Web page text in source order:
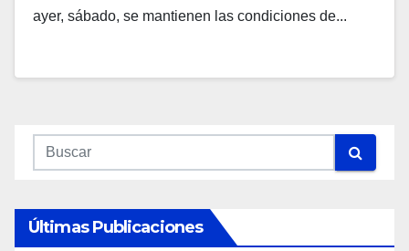
ayer, sábado, se mantienen las condiciones de...
Últimas Publicaciones